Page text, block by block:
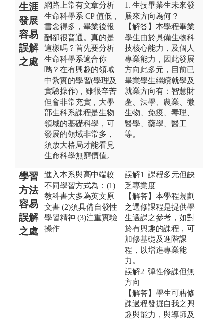
生涯
發展
容易
誤解
之處
網路上常有文章分析
生命科學系 CP 值低，
書念得多，畢業後報
酬卻很普通。真的是
這樣嗎？首先要分析
生命科學系適合你
嗎？在有興趣的領域
中紮實的學習(學理及
實驗操作)，雖很辛苦
但會非常充實，大學
部生科系課程是生物
領域的基礎科學，可
發展的領域非常多，
須放大格局才能看見
生命科學無窮價值。
1. 生技畢業生未來發
展來方向為何？
【解答】本學程畢業
學生由於具備生物科
技核心能力，及個人
專業能力，因此發展
方向此多元，目前已
畢業學生繼續就學及
就業方向有：智慧財
產、法學、農業、微
生物、免疫、毒理、
醫學、藥學、醫工
等。
學習
方法
容易
誤解
之處
進入本系與高中端較
不同學習方式為：(1)
教科書大多為英文原
文書 (2)須具備自發性
學習精神 (3)注重實驗
操作
誤解1. 課程多元但缺
乏專業度
【解答】本學程規劃
之選修課程是提供學
生選課之參考，如對
於有興趣的課程，可
加修基礎及進階課
程，以增進專業能
力。
誤解2. 彈性修課但無
方向
【解答】學生可藉修
課過程發掘自我之興
趣與能力，與導師及